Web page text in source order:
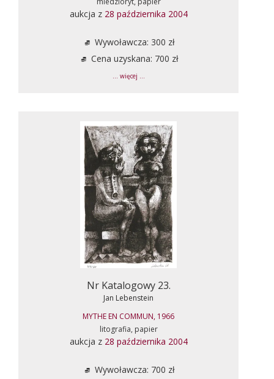
aukcja z 28 października 2004
Wywoławcza: 300 zł
Cena uzyskana: 700 zł
... więcej ...
Nr Katalogowy 23.
Jan Lebenstein
MYTHE EN COMMUN, 1966
litografia, papier
aukcja z 28 października 2004
Wywoławcza: 700 zł